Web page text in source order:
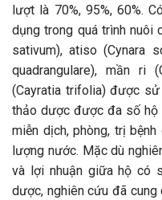
lượt là 70%, 95%, 60%.
dụng trong quá trình nuôi
sativum), atiso (Cynara
quadrangulare), mần ri
(Cayratia trifolia) được sử
thảo dược được đa số
miễn dịch, phòng, trị
lượng nước. Mặc dù
và lợi nhuận giữa hộ có
dược, nghiên cứu đã